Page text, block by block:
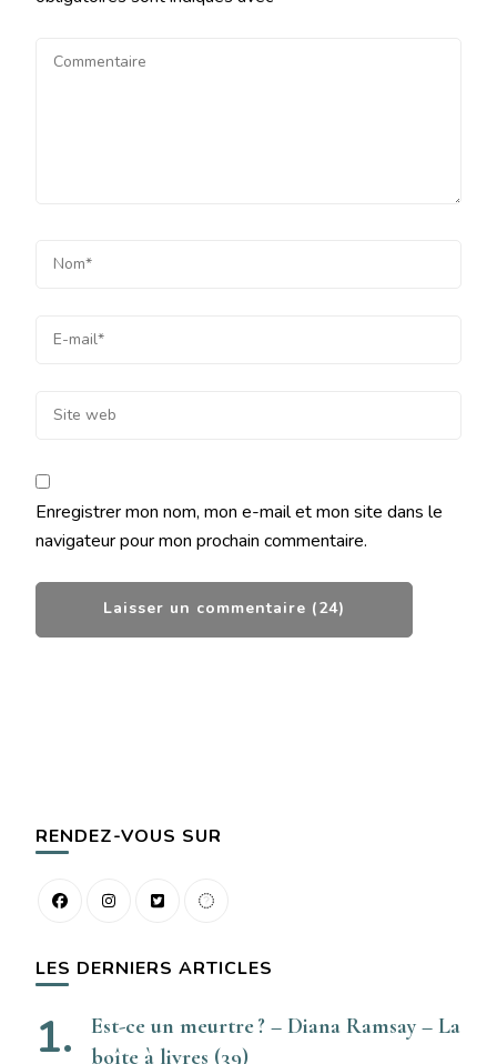
Enregistrer mon nom, mon e-mail et mon site dans le
navigateur pour mon prochain commentaire.
RENDEZ-VOUS SUR
LES DERNIERS ARTICLES
Est-ce un meurtre ? – Diana Ramsay – La
boîte à livres (39)